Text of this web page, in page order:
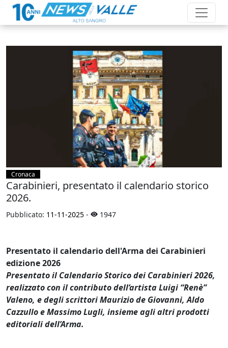
Cronaca
Carabinieri, presentato il calendario storico
2026.
Pubblicato: 11-11-2025 - 1947
Presentato il calendario dell'Arma dei Carabinieri
edizione 2026
Presentato il Calendario Storico dei Carabinieri 2026,
realizzato con il contributo dell’artista Luigi “Renè”
Valeno, e degli scrittori Maurizio de Giovanni, Aldo
Cazzullo e Massimo Lugli, insieme agli altri prodotti
editoriali dell’Arma.